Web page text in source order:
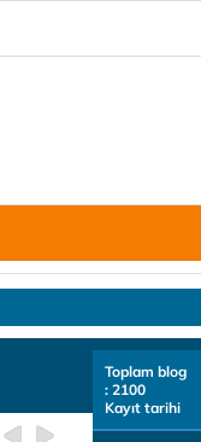
Toplam blog
: 2100
Kayıt tarihi